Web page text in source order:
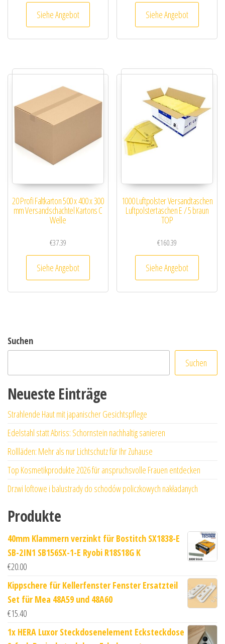
Siehe Angebot Siehe Angebot
20 Profi Faltkarton 500 x 400 x 300
mm Versandschachtel Kartons C
Welle
€37.39
Siehe Angebot
1000 Luftpolster Versandtaschen
Luftpolstertaschen E / 5 braun
TOP
€160.39
Siehe Angebot
Suchen
Suchen
Neueste Einträge
Strahlende Haut mit japanischer Gesichtspflege
Edelstahl statt Abriss: Schornstein nachhaltig sanieren
Rollläden: Mehr als nur Lichtschutz für Ihr Zuhause
Top Kosmetikprodukte 2026 für anspruchsvolle Frauen entdecken
Drzwi loftowe i balustrady do schodów policzkowych nakładanych
Produkte
40mm Klammern verzinkt für Bostitch SX1838-E
SB-2IN1 SB156SX-1-E Ryobi R18S18G K
€20.00
Kippschere für Kellerfenster Fenster Ersatzteil
Set für Mea 48A59 und 48A60
€15.40
1x HERA Luxor Steckdosenelement Ecksteckdose